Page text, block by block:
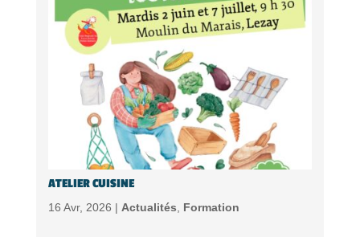
ATELIER CUISINE
16 Avr, 2026 | Actualités, Formation